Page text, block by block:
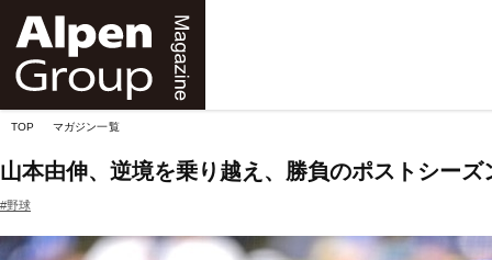
TOP マガジン一覧
山本由伸、逆境を乗り越え、勝負のポストシー
#野球